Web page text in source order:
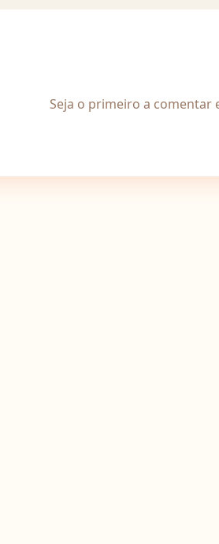
Seja o primeiro a comentar